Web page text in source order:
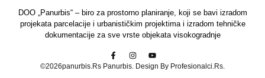
DOO „Panurbis“ – biro za prostorno planiranje, koji se bavi izradom
projekata parcelacije i urbanističkim projektima i izradom tehničke
dokumentacije za sve vrste objekata visokogradnje
©2026panurbis.rs Panurbis. Design By Profesionalci.rs.